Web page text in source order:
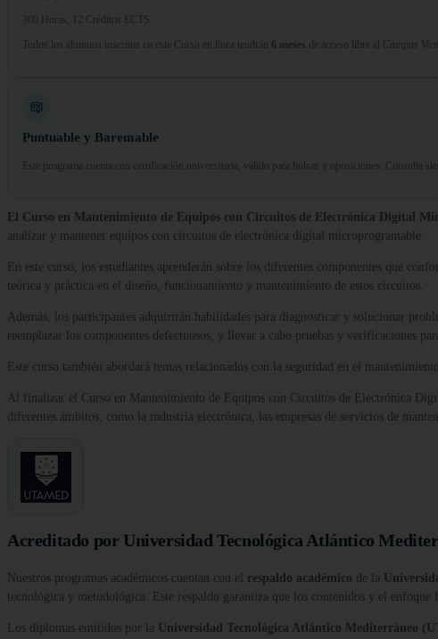
300 Horas, 12 Créditos ECTS
Todos los alumnos inscritos en este Curso en línea tendrán 6 meses de acceso libre al Campus
Puntuable y Baremable
Este programa cuenta con certificación universitaria, válido para bolsas y oposiciones. Consulta
El Curso en Mantenimiento de Equipos con Circuitos de Electrónica Digital
analizar y mantener equipos con circuitos de electrónica digital microprogramable.
En este curso, los estudiantes aprenderán sobre los diferentes componentes que
teórica y práctica en el diseño, funcionamiento y mantenimiento de estos circuitos.
Además, los participantes adquirirán habilidades para diagnosticar y solucionar
reemplazar los componentes defectuosos, y llevar a cabo pruebas y verificaciones
Este curso también abordará temas relacionados con la seguridad en el
Al finalizar el Curso en Mantenimiento de Equipos con Circuitos de Electrónica
diferentes ámbitos, como la industria electrónica, las empresas de servicios de
Acreditado por Universidad Tecnológica Atlántico
Nuestros programas académicos cuentan con el respaldo académico de la
tecnológica y metodológica. Este respaldo garantiza que los contenidos y el
Los diplomas emitidos por la Universidad Tecnológica Atlántico Mediterráneo